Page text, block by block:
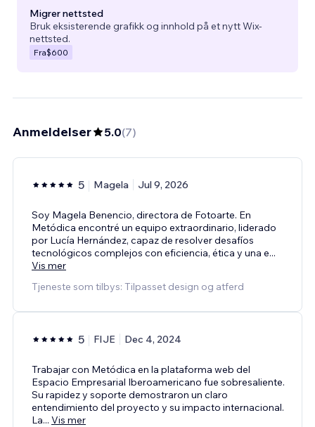
Migrer nettsted
Bruk eksisterende grafikk og innhold på et nytt Wix-
nettsted.
Fra$600
Anmeldelser 5.0(7)
5 Magela Jul 9, 2026
Soy Magela Benencio, directora de Fotoarte. En
Metódica encontré un equipo extraordinario, liderado
por Lucía Hernández, capaz de resolver desafíos
tecnológicos complejos con eficiencia, ética y una e...
Vis mer
Tjeneste som tilbys: Tilpasset design og atferd
5 FIJE Dec 4, 2024
Trabajar con Metódica en la plataforma web del
Espacio Empresarial Iberoamericano fue sobresaliente.
Su rapidez y soporte demostraron un claro
entendimiento del proyecto y su impacto internacional.
La... Vis mer